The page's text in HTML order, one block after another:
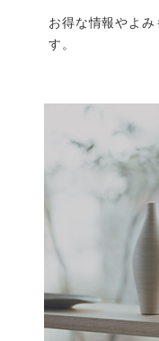
お得な情報やよ
す。